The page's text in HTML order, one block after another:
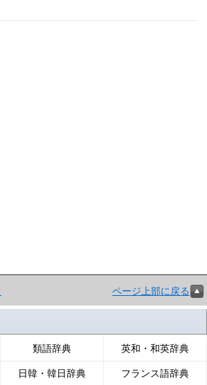
ページ上部に戻る
類語辞典 英和・和英辞典
日韓・韓日辞典 フランス語辞典